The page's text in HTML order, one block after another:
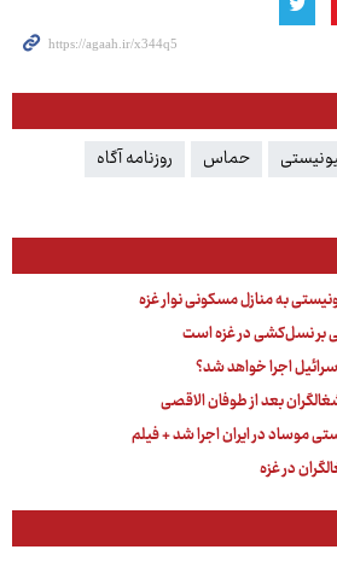
حماس
روزنامه آگاه
به منازل مسکونی نوار غزه
بر نسل‌کشی در غزه است
اجرا خواهد شد؟
بعد از طوفان الاقصی
در غزه